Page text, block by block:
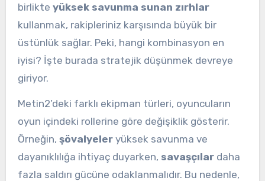
birlikte yüksek savunma sunan zırhlar
kullanmak, rakipleriniz karşısında büyük bir
üstünlük sağlar. Peki, hangi kombinasyon en
iyisi? İşte burada stratejik düşünmek devreye
giriyor.
Metin2’deki farklı ekipman türleri, oyuncuların
oyun içindeki rollerine göre değişiklik gösterir.
Örneğin, şövalyeleryüksek savunma ve
dayanıklılığa ihtiyaç duyarken, savaşçılardaha
fazla saldırı gücüne odaklanmalıdır. Bu nedenle,